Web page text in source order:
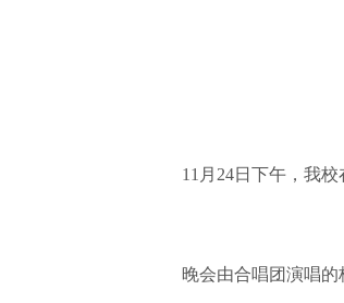
11月24日下午，我校在
晚会由合唱团演唱的校